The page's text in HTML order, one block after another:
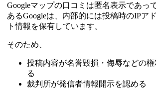
Googleマップの口コミは匿名表示であっ
あるGoogleは、内部的には投稿時のIPア
ト情報を保有しています。
そのため、
投稿内容が名誉毀損・侮辱などの
る
裁判所が発信者情報開示を認める